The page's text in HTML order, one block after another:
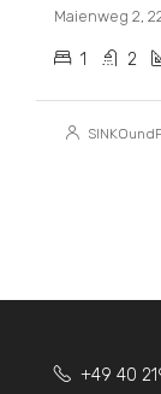
Maienweg 2,
1 2
+49 40